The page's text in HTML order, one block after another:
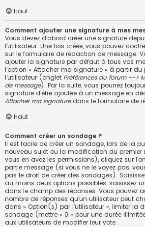
Haut
Comment ajouter une signature à mes
Vous devez d’abord créer une signature
l’utilisateur. Une fois créée, vous pouvez
sur le formulaire de rédaction de message.
ajouter la signature par défaut à tous vos
l’option « Attacher ma signature » à partir
l’utilisateur (onglet Préférences du forum -->
de message). Par la suite, vous pourrez
signature d’être ajoutée à un message en
Attacher ma signaturedans le formulaire de
Haut
Comment créer un sondage ?
Il est facile de créer un sondage, lors de la
nouveau sujet ou la modification du premier
vous en avez les permissions), cliquez sur
partie message (si vous ne le voyez pas,
pas le droit de créer des sondages).
au moins deux options possibles, saisissez
dans le champ des réponses. Vous pouvez
nombre de réponses qu’un utilisateur peut
dans « Option(s) par l’utilisateur », limiter la
sondage (mettre « 0 » pour une durée
aux utilisateurs de modifier leur vote.